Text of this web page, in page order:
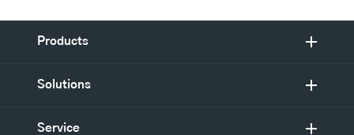
Products
Solutions
Service